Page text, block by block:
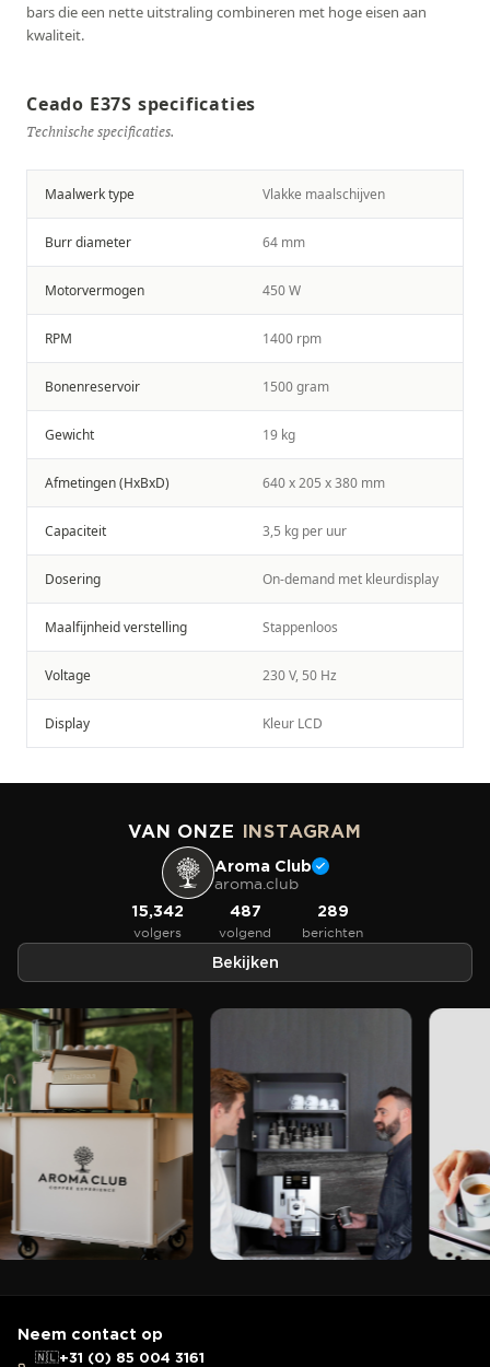
bars die een nette uitstraling combineren met hoge eisen aan
kwaliteit.
Ceado E37S specificaties
Technische specificaties.
Maalwerk type Vlakke maalschijven
Burr diameter 64 mm
Motorvermogen 450 W
RPM 1400 rpm
Bonenreservoir 1500 gram
Gewicht 19 kg
Afmetingen (HxBxD) 640 x 205 x 380 mm
Capaciteit 3,5 kg per uur
Dosering On-demand met kleurdisplay
Maalfijnheid verstelling Stappenloos
Voltage 230 V, 50 Hz
Display Kleur LCD
VAN ONZE INSTAGRAM
Aroma Club
aroma.club
15,342
volgers
487
volgend
289
berichten
Bekijken
Neem contact op
🇳🇱+31 (0) 85 004 3161